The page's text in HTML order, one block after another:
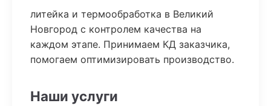
литейка и термообработка в Великий
Новгород с контролем качества на
каждом этапе. Принимаем КД заказчика,
помогаем оптимизировать производство.
Наши услуги